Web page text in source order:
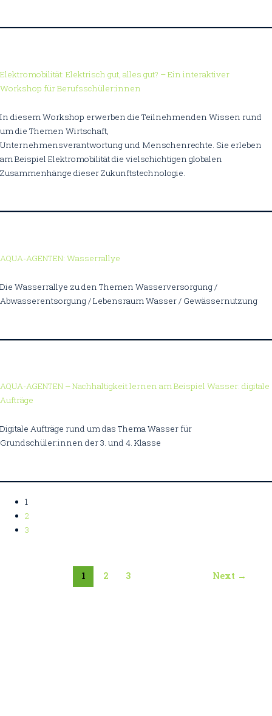
Elektromobilität: Elektrisch gut, alles gut? – Ein interaktiver
Workshop für Berufsschüler:innen
In diesem Workshop erwerben die Teilnehmenden Wissen rund
um die Themen Wirtschaft,
Unternehmensverantwortung und Menschenrechte. Sie erleben
am Beispiel Elektromobilität die vielschichtigen globalen
Zusammenhänge dieser Zukunftstechnologie.
AQUA-AGENTEN: Wasserrallye
Die Wasserrallye zu den Themen Wasserversorgung /
Abwasserentsorgung / Lebensraum Wasser / Gewässernutzung
AQUA-AGENTEN – Nachhaltigkeit lernen am Beispiel Wasser: digitale
Aufträge
Digitale Aufträge rund um das Thema Wasser für
Grundschüler:innen der 3. und 4. Klasse
1
2
3
1 2 3 Next →